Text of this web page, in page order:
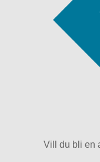
Vill du bli en